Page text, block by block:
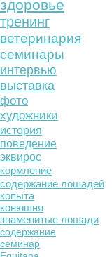
здоровье
тренинг
ветеринария
семинары
интервью
выставка
фото
художники
история
поведение
эквирос
кормление
содержание лошадей
копыта
конюшня
знаменитые лошади
содержание
семинар